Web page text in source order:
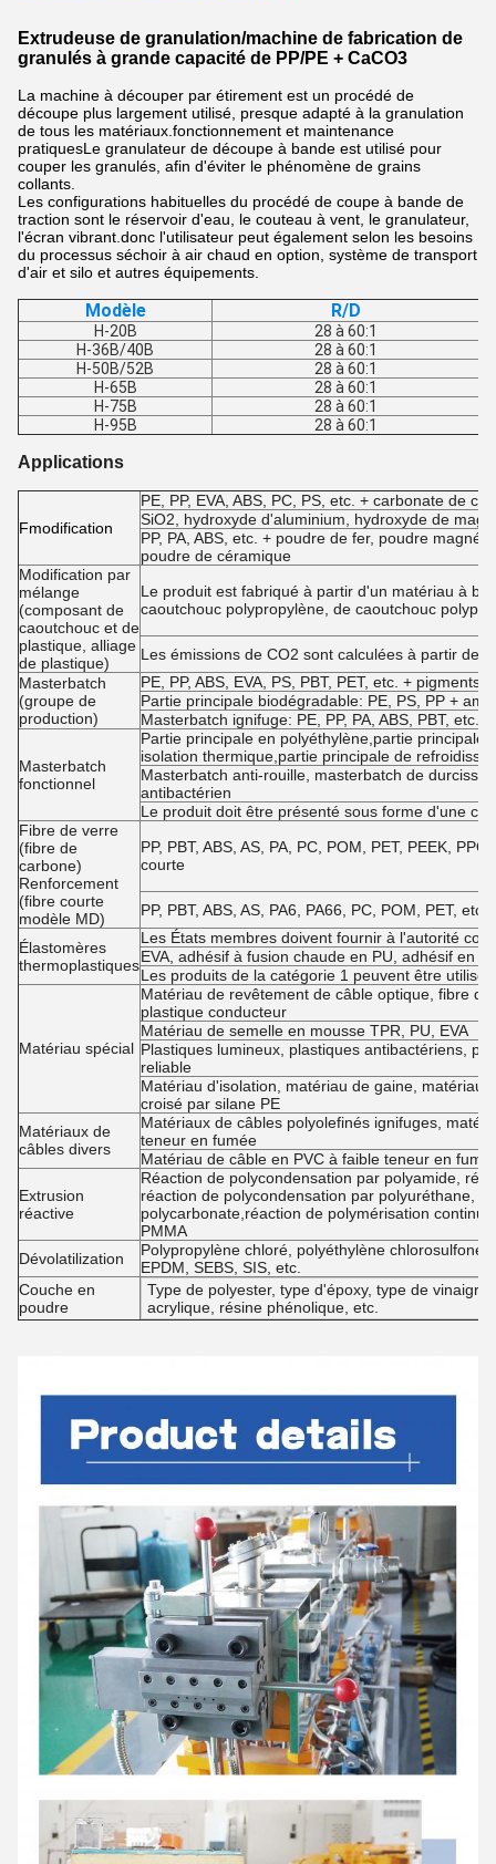
Extrudeuse de granulation/machine de fabrication de
granulés à grande capacité de PP/PE + CaCO3
La machine à découper par étirement est un procédé de
découpe plus largement utilisé, presque adapté à la granulation
de tous les matériaux.fonctionnement et maintenance
pratiquesLe granulateur de découpe à bande est utilisé pour
couper les granulés, afin d'éviter le phénomène de grains
collants.
Les configurations habituelles du procédé de coupe à bande de
traction sont le réservoir d'eau, le couteau à vent, le granulateur,
l'écran vibrant.donc l'utilisateur peut également selon les besoins
du processus séchoir à air chaud en option, système de transport
d'air et silo et autres équipements.
Modèle R/D
H-20B
28 à 60:1
H-36B/40B
28 à 60:1
H-50B/52B
28 à 60:1
H-65B
28 à 60:1
H-75B
28 à 60:1
H-95B
28 à 60:1
Applications
Fmodification
PE, PP, EVA, ABS, PC, PS, etc. + carbonate de
SiO2, hydroxyde d'aluminium, hydroxyde de
PP, PA, ABS, etc. + poudre de fer, poudre
poudre de céramique
Modification par
mélange
(composant de
caoutchouc et de
plastique, alliage
de plastique)
Le produit est fabriqué à partir d'un matériau à
caoutchouc polypropylène, de caoutchouc
Les émissions de CO2 sont calculées à partir de
Masterbatch
(groupe de
production)
PE, PP, ABS, EVA, PS, PBT, PET, etc. + pigments
Partie principale biodégradable: PE, PS, PP +
Masterbatch ignifuge: PE, PP, PA, ABS, PBT, etc.
Masterbatch
fonctionnel
Partie principale en polyéthylène,partie
isolation thermique,partie principale de
Masterbatch anti-rouille, masterbatch de
antibactérien
Le produit doit être présenté sous forme d'une
Fibre de verre
(fibre de
carbone)
Renforcement
(fibre courte
modèle MD)
PP, PBT, ABS, AS, PA, PC, POM, PET, PEEK,
courte
PP, PBT, ABS, AS, PA6, PA66, PC, POM, PET,
Élastomères
thermoplastiques
Les États membres doivent fournir à l'autorité
EVA, adhésif à fusion chaude en PU, adhésif en
Les produits de la catégorie 1 peuvent être
Matériau spécial
Matériau de revêtement de câble optique, fibre
plastique conducteur
Matériau de semelle en mousse TPR, PU, EVA
Plastiques lumineux, plastiques antibactériens,
reliable
Matériau d'isolation, matériau de gaine, matériau
croisé par silane PE
Matériaux de
câbles divers
Matériaux de câbles polyolefinés ignifuges,
teneur en fumée
Matériau de câble en PVC à faible teneur en
Extrusion
réactive
Réaction de polycondensation par polyamide,
réaction de polycondensation par polyuréthane,
polycarbonate,réaction de polymérisation
PMMA
Dévolatilization
Polypropylène chloré, polyéthylène
EPDM, SEBS, SIS, etc.
Couche en
poudre
Type de polyester, type d'époxy, type de
acrylique, résine phénolique, etc.